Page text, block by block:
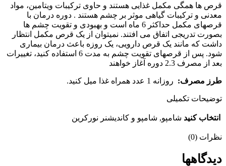
قرص ها همگی مکمل غذایی هستند و حاوی ترکیبات ویتامین، مواد
معدنی و ترکیبات گیاهی موثر بر چشم هستند . دوره درمان با
قرصهای مکمل حداکثر 6 ماه است و بهبودی و تقویت چشم ها
بصورت تدریجی اتفاق می افتند. نمیتوان از یک قرص مکمل انتظار
داشت که مانند یک قرص دارویی، یک روزه باعث درمان بیماری
شود. پس از قرصهای تقویت چشم به مدت 6 استفاده کنید، تغییرات
بعد از مصرف 2.3 دوره آغاز خواهند
طرز مصرف: روزانه 1 عدد همراه غذا میل کنید.
توضیحات تکمیلی
انتخاب کنید شامپو, شامپو و کاندیشنر نورکرین
نظرات (0)
دیدگاهها